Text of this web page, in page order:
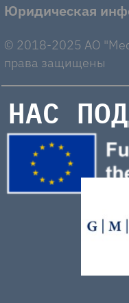
Юридическая
© 2018-2025 AO
права защищены
НАС